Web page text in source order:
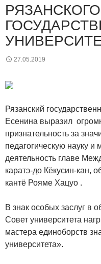
РЯЗАНСКОГО
27.05.2019
Рязанский
Есенина выразил
признательность за
педагогическую науку
деятельность главе
каратэ-до Кёкусин-кан,
кантё Рояме Хацуо .
В знак особых заслуг в
Совет университета
мастера единоборств
университета».